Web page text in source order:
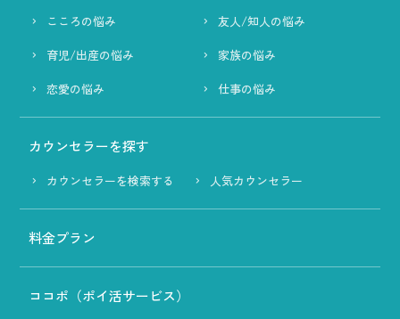
こころの悩み
友人/知人の悩み
育児/出産の悩み
家族の悩み
恋愛の悩み
仕事の悩み
カウンセラーを探す
カウンセラーを検索する 人気カウンセラー
料金プラン
ココポ（ポイ活サービス）